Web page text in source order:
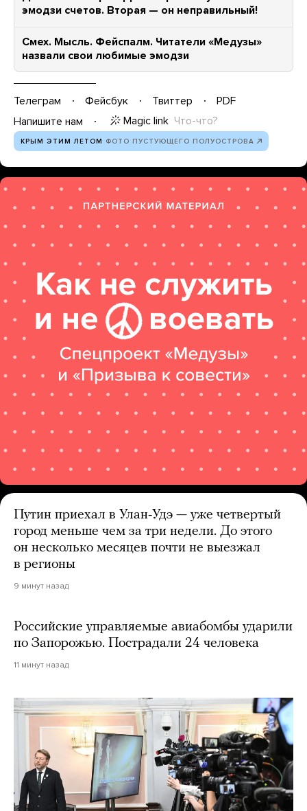
эмодзи счетов. Вторая — он неправильный!
Смех. Мысль. Фейспалм. Читатели «Медузы»
назвали свои любимые эмодзи
Телеграм Фейсбук Твиттер
PDF
Напишите нам
Magic link Что-что?
КРЫМ ЭТИМ ЛЕТОМ ФОТО ПУСТУЮЩЕГО ПОЛУОСТРОВА
Путин приехал в Улан-Удэ — уже четвертый
город меньше чем за три недели. До этого
он несколько месяцев почти не выезжал
в регионы
9 минут назад
Российские управляемые авиабомбы ударили
по Запорожью. Пострадали 24 человека
11 минут назад